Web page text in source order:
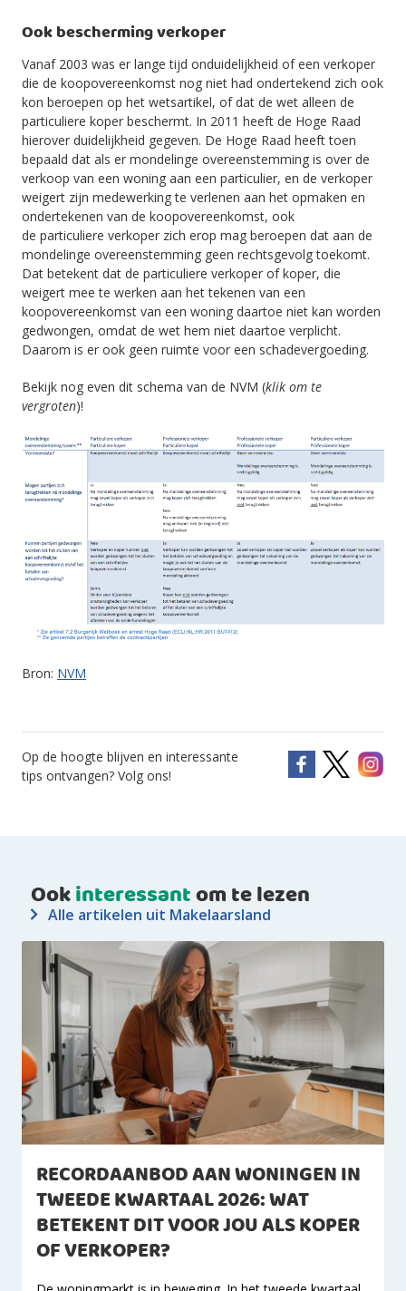
Ook bescherming verkoper
Vanaf 2003 was er lange tijd onduidelijkheid of een verkoper
die de koopovereenkomst nog niet had ondertekend zich ook
kon beroepen op het wetsartikel, of dat de wet alleen de
particuliere koper beschermt. In 2011 heeft de Hoge Raad
hierover duidelijkheid gegeven. De Hoge Raad heeft toen
bepaald dat als er mondelinge overeenstemming is over de
verkoop van een woning aan een particulier, en de verkoper
weigert zijn medewerking te verlenen aan het opmaken en
ondertekenen van de koopovereenkomst, ook
de particuliere verkoper zich erop mag beroepen dat aan de
mondelinge overeenstemming geen rechtsgevolg toekomt.
Dat betekent dat de particuliere verkoper of koper, die
weigert mee te werken aan het tekenen van een
koopovereenkomst van een woning daartoe niet kan worden
gedwongen, omdat de wet hem niet daartoe verplicht.
Daarom is er ook geen ruimte voor een schadevergoeding.
Bekijk nog even dit schema van de NVM (klik om te
vergroten)!
Bron: NVM
Op de hoogte blijven en interessante
tips ontvangen? Volg ons!
Ookinteressantom te lezen
Alle artikelen uit Makelaarsland
RECORDAANBOD AAN WONINGEN IN
TWEEDE KWARTAAL 2026: WAT
BETEKENT DIT VOOR JOU ALS KOPER
OF VERKOPER?